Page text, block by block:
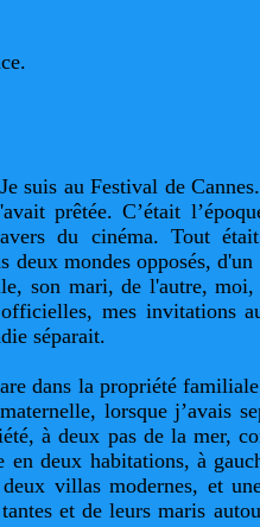
suis au Festival de
prêtée. C’était
du cinéma. Tout
deux mondes opposés,
son mari, de l'autre,
mes invitations
séparait.
dans la propriété
lorsque j’avais
à deux pas de la mer,
en deux habitations, à
villas modernes, et
et de leurs maris